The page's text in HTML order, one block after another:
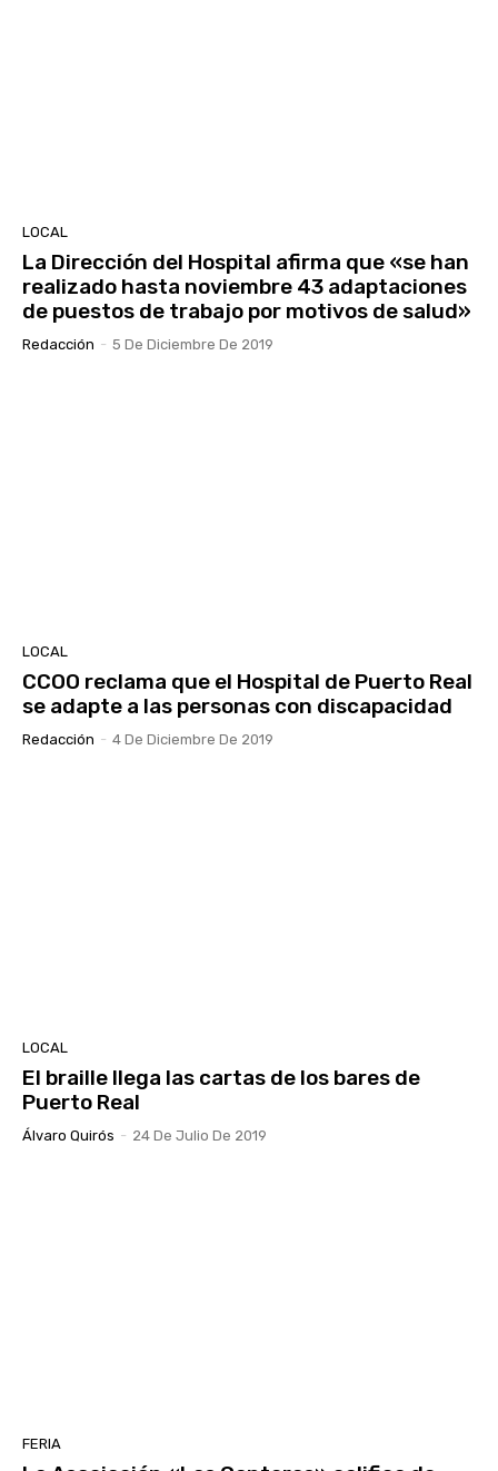
LOCAL
La Dirección del Hospital afirma que «se han
realizado hasta noviembre 43 adaptaciones
de puestos de trabajo por motivos de salud»
Redacción - 5 De Diciembre De 2019
LOCAL
CCOO reclama que el Hospital de Puerto Real
se adapte a las personas con discapacidad
Redacción - 4 De Diciembre De 2019
LOCAL
El braille llega las cartas de los bares de
Puerto Real
Álvaro Quirós - 24 De Julio De 2019
FERIA